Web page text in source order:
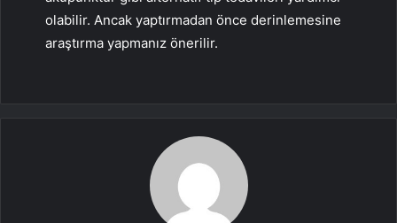
olabilir. Ancak yaptırmadan önce derinlemesine
araştırma yapmanız önerilir.